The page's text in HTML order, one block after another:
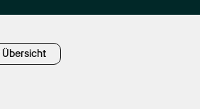
Übersicht